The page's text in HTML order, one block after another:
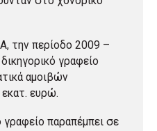
την περίοδο 2009 –
γραφείο
αμοιβών
ευρώ.
γραφείο παραπέμπει σε